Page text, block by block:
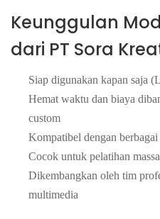
Keunggulan
dari PT Sora
Siap digunakan kapan saja
Hemat waktu dan biaya
custom
Kompatibel dengan
Cocok untuk pelatihan
Dikembangkan oleh tim
multimedia